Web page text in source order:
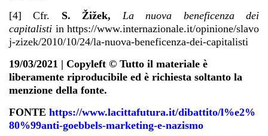
[4] Cfr. S. Žižek,
La nuova beneficenza dei
capitalisti in https://www.internazionale.it/opinione/slavo
j-zizek/2010/10/24/la-nuova-beneficenza-dei-capitalisti
19/03/2021 | Copyleft © Tutto il materiale è
liberamente riproducibile ed è richiesta soltanto la
menzione della fonte.
FONTE https://www.lacittafutura.it/dibattito/l%e2%
80%99anti-goebbels-marketing-e-nazismo